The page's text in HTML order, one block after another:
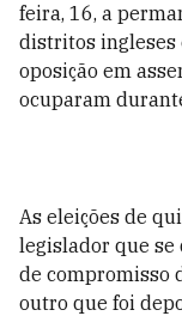
feira, 16, a
distritos ingleses
oposição em
ocuparam
As eleições de
legislador que
de compromisso
outro que foi